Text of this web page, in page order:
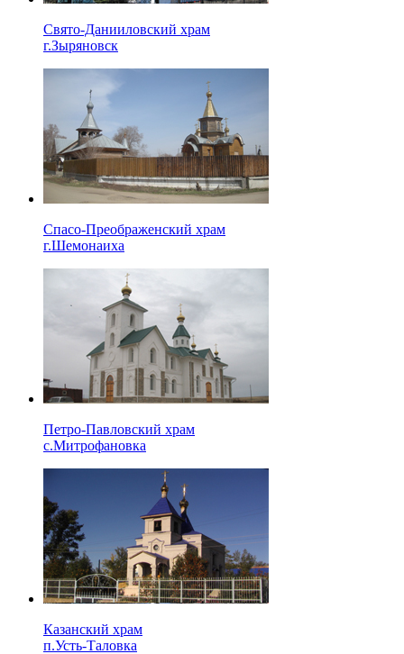
Свято-Данииловский храм
г.Зыряновск
Спасо-Преображенский храм
г.Шемонаиха
Петро-Павловский храм
с.Митрофановка
Казанский храм
п.Усть-Таловка